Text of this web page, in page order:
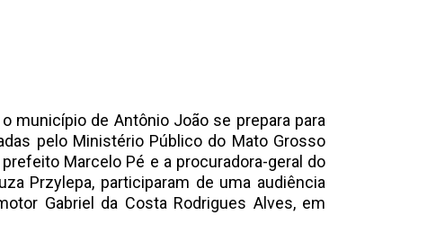
município de Antônio João se prepara para
pelo Ministério Público do Mato Grosso
Marcelo Pé e a procuradora-geral do
Przylepa, participaram de uma audiência
Gabriel da Costa Rodrigues Alves, em